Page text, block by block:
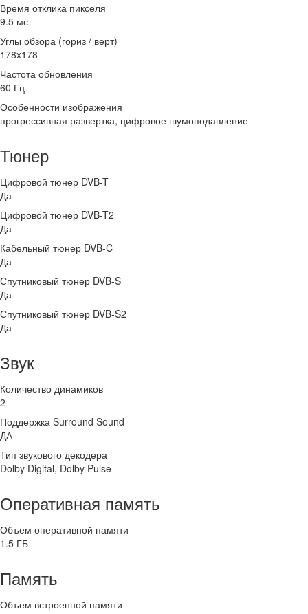
Время отклика пикселя
9.5 мс
Углы обзора (гориз / верт)
178x178
Частота обновления
60 Гц
Особенности изображения
прогрессивная развертка, цифровое шумоподавление
Тюнер
Цифровой тюнер DVB-T
Да
Цифровой тюнер DVB-T2
Да
Кабельный тюнер DVB-C
Да
Спутниковый тюнер DVB-S
Да
Спутниковый тюнер DVB-S2
Да
Звук
Количество динамиков
2
Поддержка Surround Sound
ДА
Тип звукового декодера
Dolby Digital, Dolby Pulse
Оперативная память
Объем оперативной памяти
1.5 ГБ
Память
Объем встроенной памяти